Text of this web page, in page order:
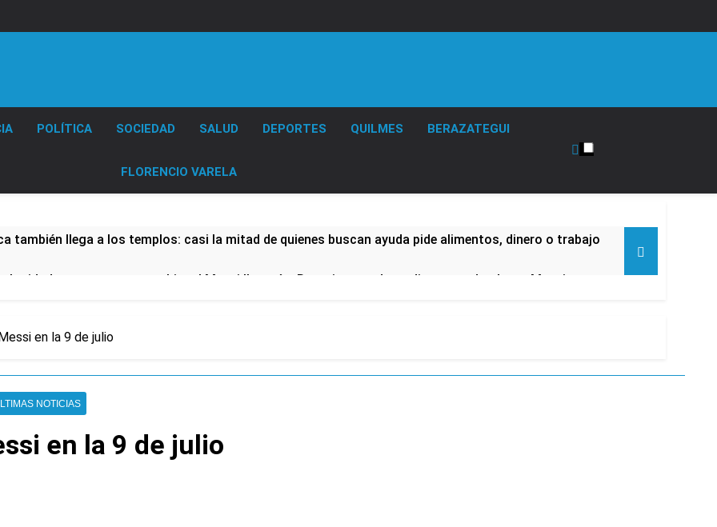
POLÍTICA SOCIEDAD SALUD DEPORTES QUILMES BERAZATEGUI
FLORENCIO VARELA
también llega a los templos: casi la mitad de quienes buscan ayuda pide alimentos, dinero o trabajo
Lionel Messi llegará a Rosario para despedir a su padre Jorge Messi
profundizan su plan de lucha con nuevas marchas contra el Gobierno
boxeo de primer nivel en la sede de Quilmes
celebró la visita del Papa León XIV a la Argentina
en la 9 de julio
NOTICIAS
en la 9 de julio